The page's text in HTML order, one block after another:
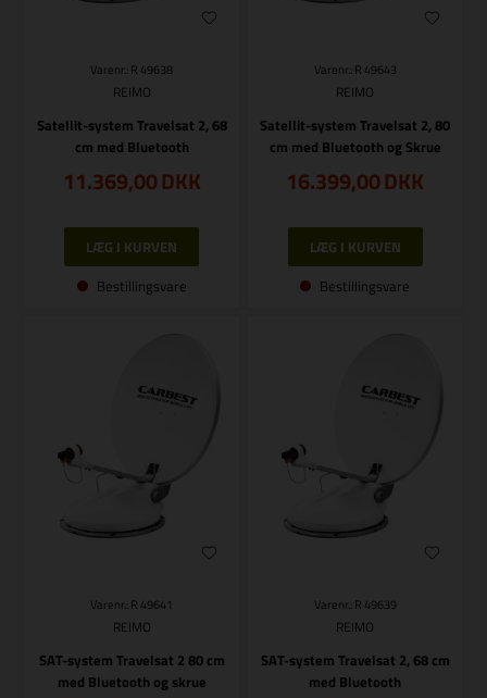
Varenr.: R 49638
REIMO
Satellit-system Travelsat 2, 68
cm med Bluetooth
11.369,00DKK
Bestillingsvare
Varenr.: R 49643
REIMO
Satellit-system Travelsat 2, 80
cm med Bluetooth og Skrue
16.399,00DKK
Bestillingsvare
Varenr.: R 49641
REIMO
SAT-system Travelsat 2 80 cm
med Bluetooth og skrue
Varenr.: R 49639
REIMO
SAT-system Travelsat 2, 68 cm
med Bluetooth